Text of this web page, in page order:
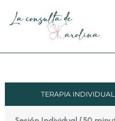
contenido
TERAPIA